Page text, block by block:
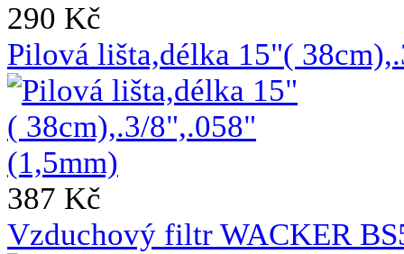
290 Kč
Pilová lišta,délka 15"(
387 Kč
Vzduchový filtr WACKER